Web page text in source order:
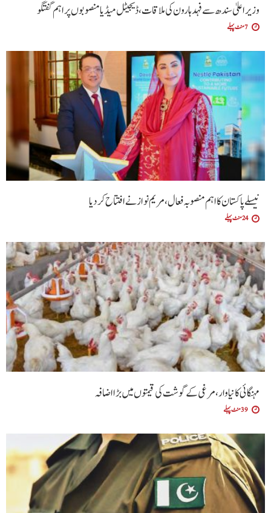
وزیراعلیٰ سندھ سے فہد ہارون کی ملاقات، ڈیجیٹل میڈیا منصوبوں پر اہم گفتگو
7 منٹ پہلے
نیسلے پاکستان کا اہم منصوبہ فعال، مریم نواز نے افتتاح کر دیا
24 منٹ پہلے
مہنگائی کا نیا وار، مرغی کے گوشت کی قیمتوں میں بڑا اضافہ
39 منٹ پہلے